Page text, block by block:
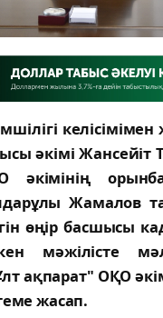
әкімі Жансейіт
әкімінің
Жамалов
өңір басшысы
мәжілісте
ақпарат" ОҚО
жасап.